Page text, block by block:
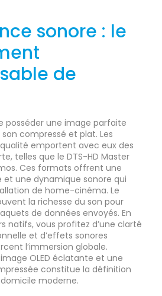
sonore : le
de
posséder une image parfaite
compressé et plat. Les
emportent avec eux des
telles que le DTS-HD Master
Ces formats offrent une
et une dynamique sonore qui
de home-cinéma. Le
la richesse du son pour
de données envoyés. En
natifs, vous profitez d’une clarté
et d’effets sonores
l’immersion globale.
OLED éclatante et une
constitue la définition
moderne.